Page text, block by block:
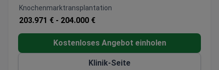
Knochenmarktransplantation
203.971 € - 204.000 €
Kostenloses Angebot einholen
Klinik-Seite